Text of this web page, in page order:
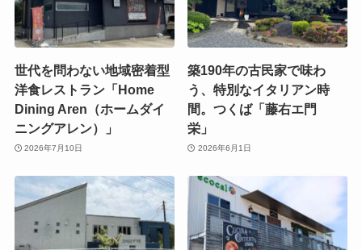
世代を問わない地域密着型
洋食レストラン「Home
Dining Aren（ホームダイ
ニングアレン）」
2026年7月10日
築190年の古民家で味わ
う、特別なイタリアン時
間。つくば「藤右エ門
栄」
2026年6月1日